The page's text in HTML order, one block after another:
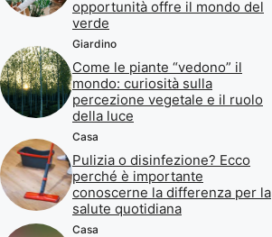
opportunità offre il mondo del
verde
Giardino
Come le piante “vedono” il
mondo: curiosità sulla
percezione vegetale e il ruolo
della luce
Casa
Pulizia o disinfezione? Ecco
perché è importante
conoscerne la differenza per la
salute quotidiana
Casa